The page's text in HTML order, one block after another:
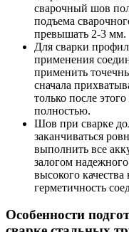
сварочный шов
подъема
превышать 2-3 мм.
Для сварки
применения
применить
сначала
только после
полностью.
Шов при сварке
заканчиваться
выполнить все
залогом
высокого
герметичность
Особенности